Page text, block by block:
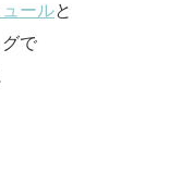
ールと
で